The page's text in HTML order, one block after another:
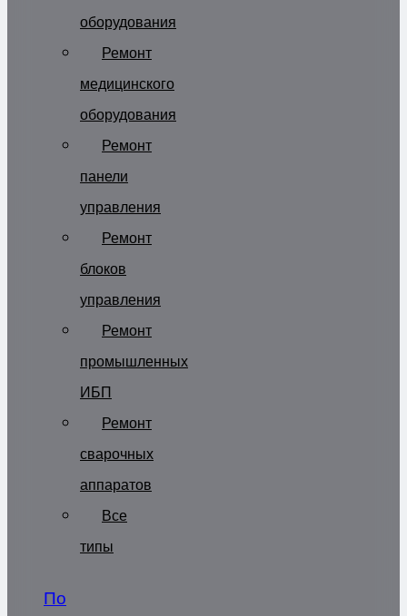
оборудования
Ремонт
медицинского
оборудования
Ремонт
панели
управления
Ремонт
блоков
управления
Ремонт
промышленных
ИБП
Ремонт
сварочных
аппаратов
Все
типы
По